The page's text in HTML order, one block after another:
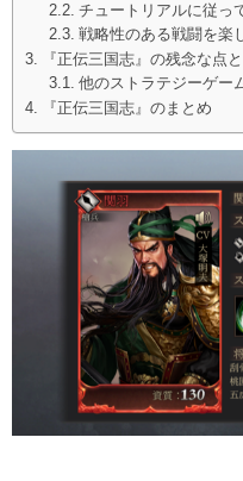
チュートリアルに従っ
戦略性のある戦闘を楽
『正伝三国志』の残念な点
他のストラテジーゲー
『正伝三国志』のまとめ